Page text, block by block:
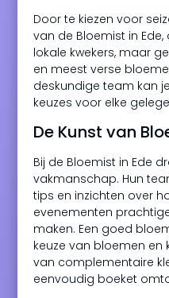
Door te kiezen voor
van de Bloemist in
lokale kwekers, maar
en meest verse
deskundige team kan
keuzes voor elke
De Kunst van
Bij de Bloemist in Ede
vakmanschap. Hun
tips en inzichten over
evenementen
maken. Een goed
keuze van bloemen en
van complementaire
eenvoudig boeket